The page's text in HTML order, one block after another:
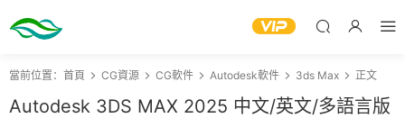
當前位置： 首頁 CG資源 CG軟件 Autodesk軟件 3ds Max 正文
Autodesk 3DS MAX 2025 中文/英文/多語言版